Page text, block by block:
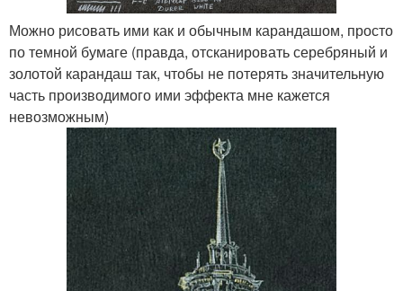
Можно рисовать ими как и обычным карандашом, просто
по темной бумаге (правда, отсканировать серебряный и
золотой карандаш так, чтобы не потерять значительную
часть производимого ими эффекта мне кажется
невозможным)